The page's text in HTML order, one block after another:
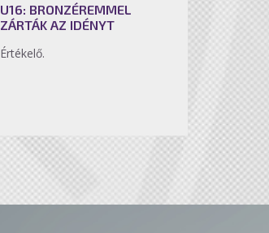
U16: BRONZÉREMMEL
ZÁRTÁK AZ IDÉNYT
Értékelő.